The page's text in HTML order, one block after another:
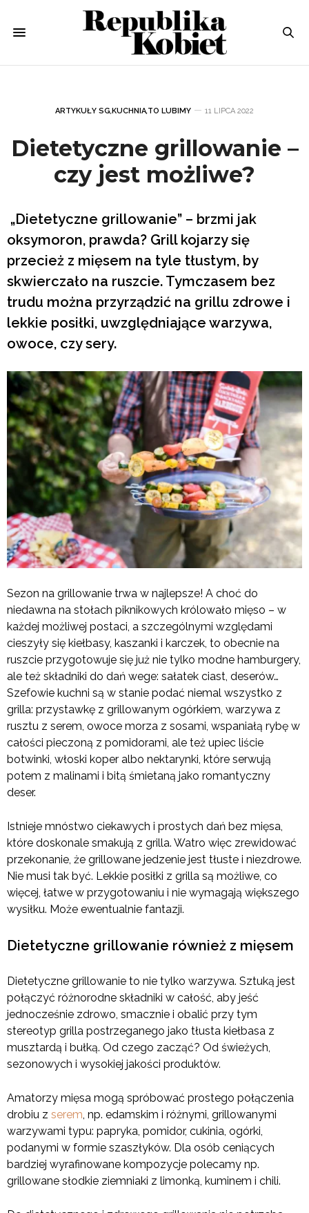
ARTYKUŁY SG,KUCHNIA,TO LUBIMY 11 LIPCA 2022
Dietetyczne grillowanie –
czy jest możliwe?
„Dietetyczne grillowanie” – brzmi jak
oksymoron, prawda? Grill kojarzy się
przecież z mięsem na tyle tłustym, by
skwierczało na ruszcie. Tymczasem bez
trudu można przyrządzić na grillu zdrowe i
lekkie posiłki, uwzględniające warzywa,
owoce, czy sery.
Sezon na grillowanie trwa w najlepsze! A choć do
niedawna na stołach piknikowych królowało mięso – w
każdej możliwej postaci, a szczególnymi względami
cieszyły się kiełbasy, kaszanki i karczek, to obecnie na
ruszcie przygotowuje się już nie tylko modne hamburgery,
ale też składniki do dań wege: sałatek ciast, deserów…
Szefowie kuchni są w stanie podać niemal wszystko z
grilla: przystawkę z grillowanym ogórkiem, warzywa z
rusztu z serem, owoce morza z sosami, wspaniałą rybę w
całości pieczoną z pomidorami, ale też upiec liście
botwinki, włoski koper albo nektarynki, które serwują
potem z malinami i bitą śmietaną jako romantyczny
deser.
Istnieje mnóstwo ciekawych i prostych dań bez mięsa,
które doskonale smakują z grilla. Watro więc zrewidować
przekonanie, że grillowane jedzenie jest tłuste i niezdrowe.
Nie musi tak być. Lekkie posiłki z grilla są możliwe, co
więcej, łatwe w przygotowaniu i nie wymagają większego
wysiłku. Może ewentualnie fantazji.
Dietetyczne grillowanie również z mięsem
Dietetyczne grillowanie to nie tylko warzywa. Sztuką jest
połączyć różnorodne składniki w całość, aby jeść
jednocześnie zdrowo, smacznie i obalić przy tym
stereotyp grilla postrzeganego jako tłusta kiełbasa z
musztardą i bułką. Od czego zacząć? Od świeżych,
sezonowych i wysokiej jakości produktów.
Amatorzy mięsa mogą spróbować prostego połączenia
drobiu z serem, np. edamskim i różnymi, grillowanymi
warzywami typu: papryka, pomidor, cukinia, ogórki,
podanymi w formie szaszłyków. Dla osób ceniących
bardziej wyrafinowane kompozycje polecamy np.
grillowane słodkie ziemniaki z limonką, kuminem i chili.